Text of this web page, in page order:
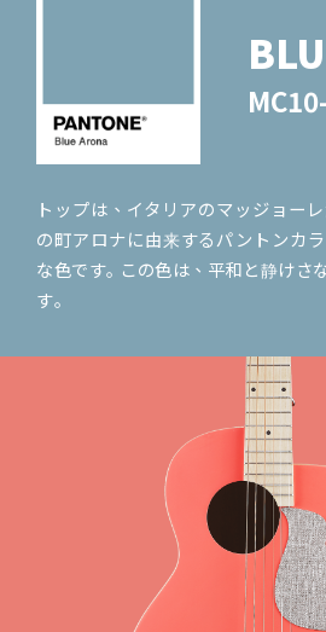
トップは、イタリアのマッジョー
の町アロナに由来するパントンカ
な色です｡ この色は、平和と静けさ
す｡